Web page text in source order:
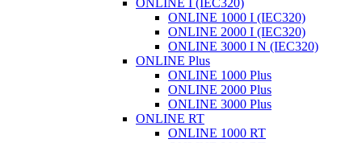
ONLINE I (IEC320)
ONLINE 1000 I (IEC320)
ONLINE 2000 I (IEC320)
ONLINE 3000 I N (IEC320)
ONLINE Plus
ONLINE 1000 Plus
ONLINE 2000 Plus
ONLINE 3000 Plus
ONLINE RT
ONLINE 1000 RT